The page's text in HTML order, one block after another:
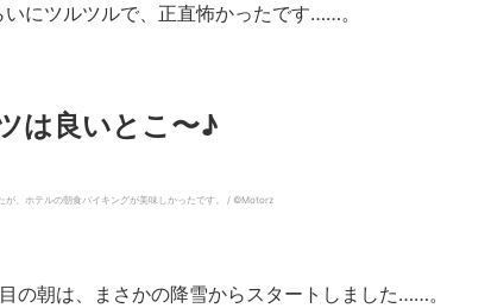
いにツルツルで、正直怖かったです……。
は良いとこ〜♪
が、ホテルの朝食バイキングが美味しかったです。 / ©︎Motorz
の朝は、まさかの降雪からスタートしました……。